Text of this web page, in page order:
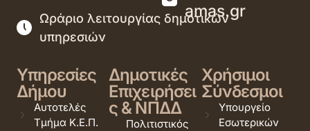
amas.gr
Ωράριο λειτουργίας δημοτικών
υπηρεσιών
Υπηρεσίες
Δήμου
Αυτοτελές
Τμήμα Κ.Ε.Π.
Δημοτικές
Επιχειρήσει
ς & ΝΠΔΔ
Πολιτιστικός
Χρήσιμοι
Σύνδεσμοι
Υπουργείο
Εσωτερικών